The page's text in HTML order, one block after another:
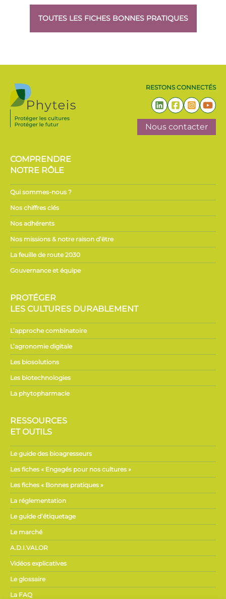
TOUTES LES FICHES BONNES PRATIQUES
RESTONS CONNECTÉS
Nous contacter
COMPRENDRE
NOTRE RÔLE
Qui sommes-nous ?
Nos chiffres clés
Nos adhérents
Nos missions & notre raison d’être
La feuille de route 2030
Gouvernance et équipe
PROTÉGER
LES CULTURES DURABLEMENT
L’approche combinatoire
L’agronomie digitale
Les biosolutions
Les biotechnologies
La phytopharmacie
RESSOURCES
ET OUTILS
Le guide des bioagresseurs
Les fiches « Engagés pour nos cultures »
Les fiches « Bonnes pratiques »
La réglementation
Le guide d’étiquetage
Le marché
A.D.I.VALOR
Vidéos explicatives
Le glossaire
La FAQ